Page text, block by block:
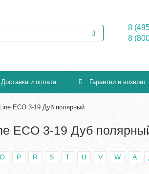
8
8
Доставка и оплата Гарантии и возврат
ECO 3-19 Дуб полярный
ECO 3-19 Дуб
O P R S T U V W А